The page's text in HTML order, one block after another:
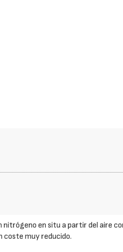
en situ a partir del aire
coste muy reducido.